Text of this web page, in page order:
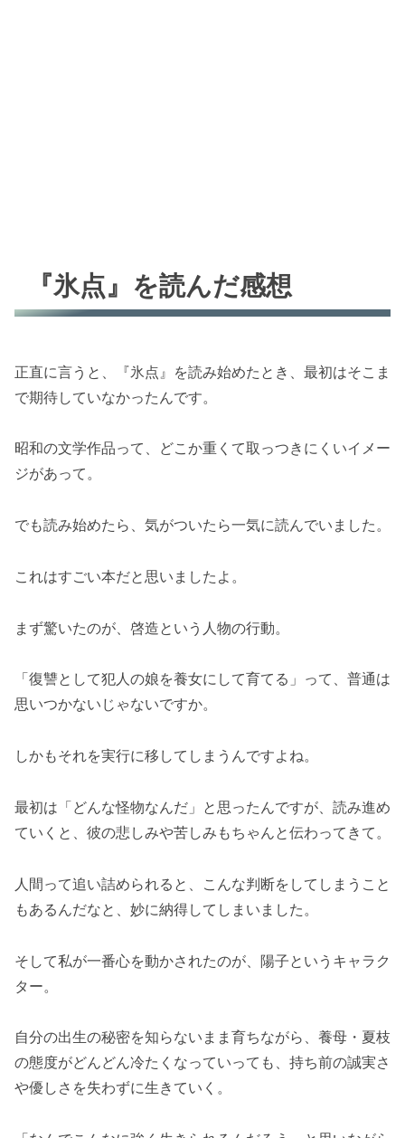
『氷点』を読んだ感想
正直に言うと、『氷点』を読み始めたとき、最初はそこま
で期待していなかったんです。
昭和の文学作品って、どこか重くて取っつきにくいイメー
ジがあって。
でも読み始めたら、気がついたら一気に読んでいました。
これはすごい本だと思いましたよ。
まず驚いたのが、啓造という人物の行動。
「復讐として犯人の娘を養女にして育てる」って、普通は
思いつかないじゃないですか。
しかもそれを実行に移してしまうんですよね。
最初は「どんな怪物なんだ」と思ったんですが、読み進め
ていくと、彼の悲しみや苦しみもちゃんと伝わってきて。
人間って追い詰められると、こんな判断をしてしまうこと
もあるんだなと、妙に納得してしまいました。
そして私が一番心を動かされたのが、陽子というキャラク
ター。
自分の出生の秘密を知らないまま育ちながら、養母・夏枝
の態度がどんどん冷たくなっていっても、持ち前の誠実さ
や優しさを失わずに生きていく。